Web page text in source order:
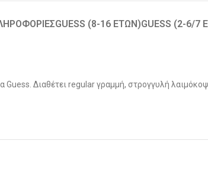
GUESS (8-16 ΕΤΏΝ)GUESS (2-6/7
Διαθέτει regular γραμμή, στρογγυλή